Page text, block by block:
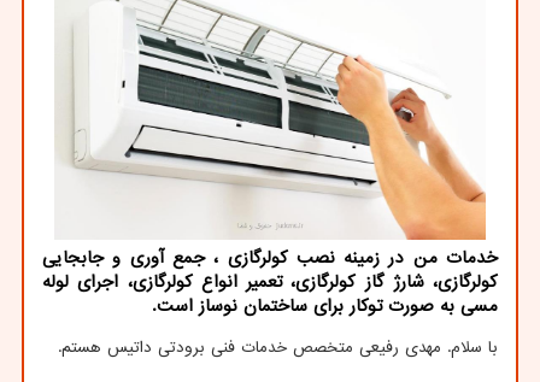
خدمات من در زمینه نصب كولرگازی ، جمع آوری و جابجایی
كولرگازی، شارژ گاز كولرگازی، تعمیر انواع كولرگازی، اجرای لوله
مسی به صورت توكار برای ساختمان نوساز است.
با سلام. مهدی رفیعی متخصص خدمات فنی برودتی داتیس هستم.